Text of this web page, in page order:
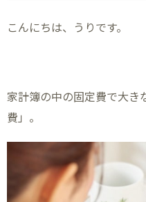
こんにちは、うりです。
家計簿の中の固定費で大き
費」。